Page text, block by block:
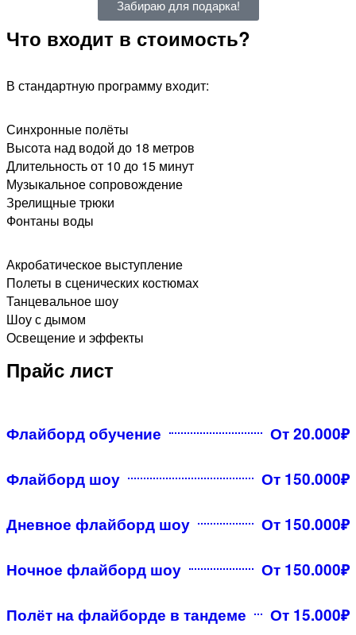
Забираю для подарка!
Что входит в стоимость?
В стандартную программу входит:
Синхронные полёты
Высота над водой до 18 метров
Длительность от 10 до 15 минут
Музыкальное сопровождение
Зрелищные трюки
Фонтаны воды​
Акробатическое выступление
Полеты в сценических костюмах
Танцевальное шоу
Шоу с дымом
Освещение и эффекты
Прайс лист
Флайборд обучение От 20.000₽
Флайборд шоу От 150.000₽
Дневное флайборд шоу От 150.000₽
Ночное флайборд шоу От 150.000₽
Полёт на флайборде в тандеме От 15.000₽